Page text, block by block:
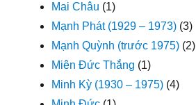
Mai Châu (1)
Mạnh Phát (1929 – 1973) (3)
Mạnh Quỳnh (trước 1975) (2)
Miên Đức Thắng (1)
Minh Kỳ (1930 – 1975) (4)